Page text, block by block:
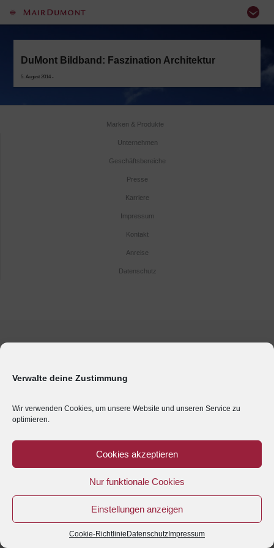
Verwalte deine Zustimmung
Wir verwenden Cookies, um unsere Website und unseren Service zu
optimieren.
Cookies akzeptieren
Nur funktionale Cookies
Einstellungen anzeigen
Cookie-Richtlinie Datenschutz Impressum
DuMont Bildband: Faszination Architektur
5. August 2014 -
Marken & Produkte
Unternehmen
Geschäftsbereiche
Presse
Karriere
Impressum
Kontakt
Anreise
Datenschutz